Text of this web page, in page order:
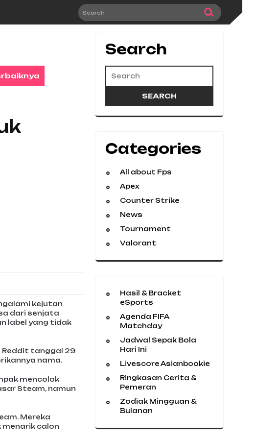
kejutan
dari senjata
label yang tidak
Reddit tanggal 29
nama.
mencolok
Steam, namun
Mereka
menarik calon
Search
Categories
All about Fps
Apex
Counter Strike
News
Tournament
Valorant
Hasil & Bracket
eSports
Agenda FIFA
Matchday
Jadwal Sepak Bola
Hari Ini
Livescore Asianbookie
Ringkasan Cerita &
Pemeran
Zodiak Mingguan &
Bulanan